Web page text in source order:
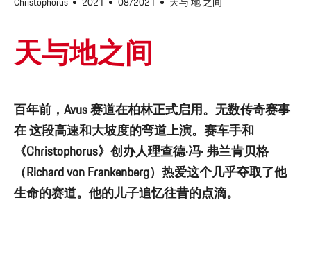
天与地之间
百年前，Avus 赛道在柏林正式启用。无数传奇赛事
在 这段高速和大坡度的弯道上演。赛车手和
《Christophorus》创办人理查德·冯· 弗兰肯贝格
（Richard von Frankenberg）热爱这个几乎夺取了他
生命的赛道。他的儿子追忆往昔的点滴。